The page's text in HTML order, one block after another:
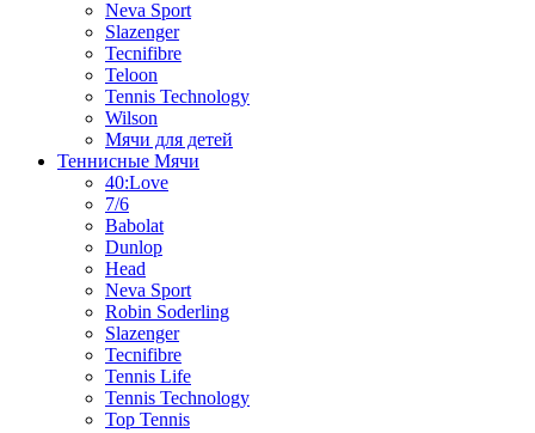
Neva Sport
Slazenger
Tecnifibre
Teloon
Tennis Technology
Wilson
Мячи для детей
Теннисные Мячи
40:Love
7/6
Babolat
Dunlop
Head
Neva Sport
Robin Soderling
Slazenger
Tecnifibre
Tennis Life
Tennis Technology
Top Tennis